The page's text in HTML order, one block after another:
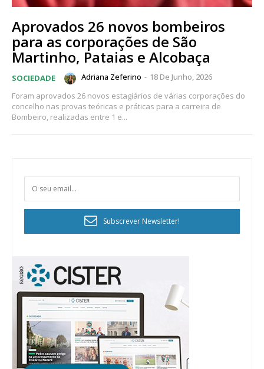
Aprovados 26 novos bombeiros
para as corporações de São
Martinho, Pataias e Alcobaça
SOCIEDADE Adriana Zeferino - 18 De Junho, 2026
Foram aprovados 26 novos estagiários de várias corporações do
concelho nas provas teóricas e práticas para a carreira de
Bombeiro, realizadas entre 1 e...
Subscrever Newsletter!